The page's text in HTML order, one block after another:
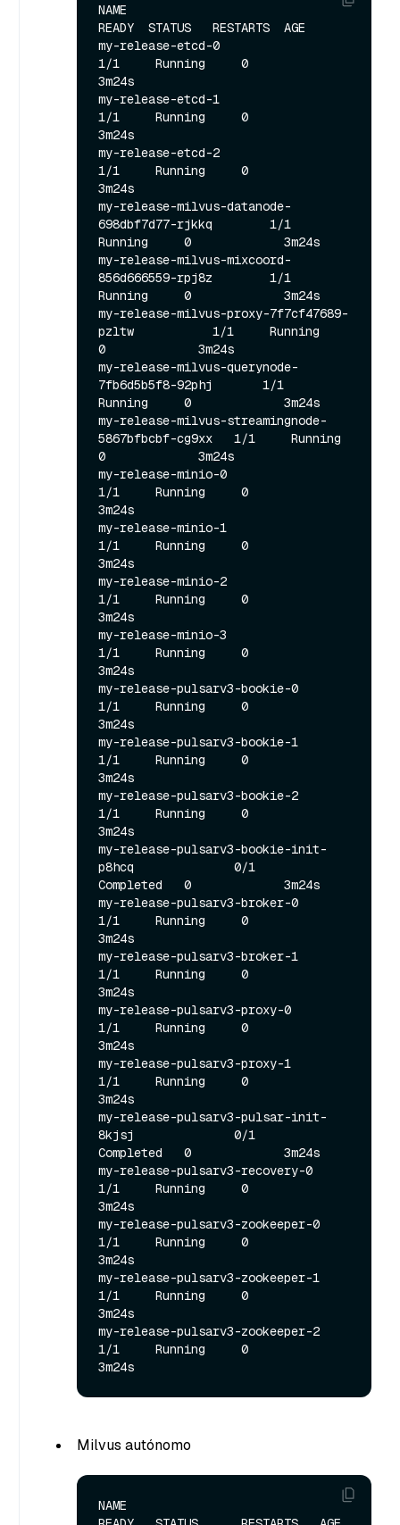
NAME
READY  STATUS   RESTARTS  AGE
my-release-etcd-0
1/1     Running     0
3m24s
my-release-etcd-1
1/1     Running     0
3m24s
my-release-etcd-2
1/1     Running     0
3m24s
my-release-milvus-datanode-
698dbf7d77-rjkkq        1/1
Running     0             3m24s
my-release-milvus-mixcoord-
856d666559-rpj8z        1/1
Running     0             3m24s
my-release-milvus-proxy-7f7cf47689-
pzltw           1/1     Running
0             3m24s
my-release-milvus-querynode-
7fb6d5b5f8-92phj       1/1
Running     0             3m24s
my-release-milvus-streamingnode-
5867bfbcbf-cg9xx   1/1     Running
0             3m24s
my-release-minio-0
1/1     Running     0
3m24s
my-release-minio-1
1/1     Running     0
3m24s
my-release-minio-2
1/1     Running     0
3m24s
my-release-minio-3
1/1     Running     0
3m24s
my-release-pulsarv3-bookie-0
1/1     Running     0
3m24s
my-release-pulsarv3-bookie-1
1/1     Running     0
3m24s
my-release-pulsarv3-bookie-2
1/1     Running     0
3m24s
my-release-pulsarv3-bookie-init-
p8hcq              0/1
Completed   0             3m24s
my-release-pulsarv3-broker-0
1/1     Running     0
3m24s
my-release-pulsarv3-broker-1
1/1     Running     0
3m24s
my-release-pulsarv3-proxy-0
1/1     Running     0
3m24s
my-release-pulsarv3-proxy-1
1/1     Running     0
3m24s
my-release-pulsarv3-pulsar-init-
8kjsj              0/1
Completed   0             3m24s
my-release-pulsarv3-recovery-0
1/1     Running     0
3m24s
my-release-pulsarv3-zookeeper-0
1/1     Running     0
3m24s
my-release-pulsarv3-zookeeper-1
1/1     Running     0
3m24s
my-release-pulsarv3-zookeeper-2
1/1     Running     0
Milvus autónomo
NAME